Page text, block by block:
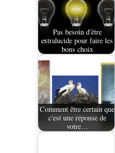
Pas besoin d'être
extralucide pour faire les
bons choix
Comment être certain que
c'est une réponse de
votre…